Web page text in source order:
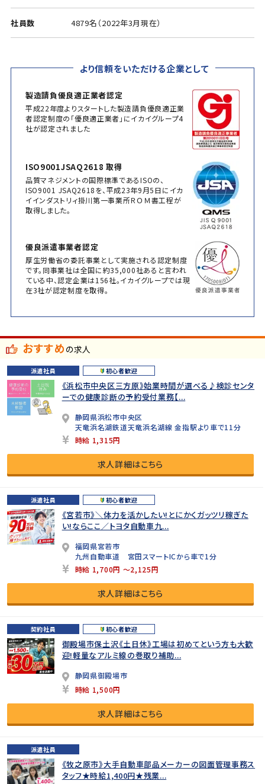
社員数 4879名（2022年3月現在）
より信頼をいただける企業として
製造請負優良適正業者認定
平成22年度よりスタートした製造請負優良適正業
者認定制度の「優良適正業者」にイカイグループ4
社が認定されました
ISO9001JSAQ2618 取得
品質マネジメントの国際標準であるISOの、
ISO9001 JSAQ2618を、平成23年9月5日にイカ
イインダストリィ掛川第一事業所ＲＯＭ書工程が
取得しました。
優良派遣事業者認定
厚生労働省の委託事業として実施される認定制度
です。同事業社は全国に約35,000社あると言われ
ている中、認定企業は156社。イカイグループでは現
在3社が認定制度を取得。
おすすめの求人
派遣社員 初心者歓迎
《浜松市中央区三方原》始業時間が選べる♪検診センタ
ーでの健康診断の予約受付業務【...
静岡県浜松市中央区
天竜浜名湖鉄道天竜浜名湖線 金指駅より車で11分
時給 1,315円
求人詳細はこちら
派遣社員 初心者歓迎
《宮若市》＼体力を活かしたい!とにかくガッツリ稼ぎた
い!ならここ／トヨタ自動車九...
福岡県宮若市
九州自動車道 宮田スマートICから車で1分
時給 1,700円 ～2,125円
求人詳細はこちら
契約社員 初心者歓迎
御殿場市保土沢《土日休》工場は初めてという方も大歓
迎!軽量なアルミ線の巻取り補助...
静岡県御殿場市
時給 1,500円
求人詳細はこちら
派遣社員
《牧之原市》大手自動車部品メーカーの図面管理事務ス
タッフ★時給1,400円★残業...